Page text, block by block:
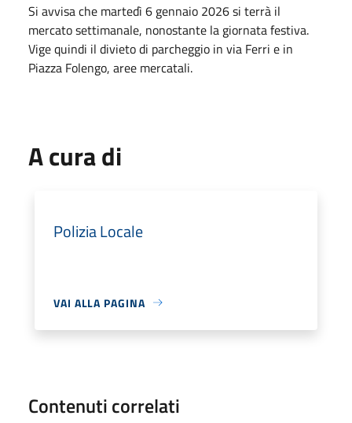
Si avvisa che martedì 6 gennaio 2026 si terrà il
mercato settimanale, nonostante la giornata festiva.
Vige quindi il divieto di parcheggio in via Ferri e in
Piazza Folengo, aree mercatali.
A cura di
Polizia Locale
VAI ALLA PAGINA
Contenuti correlati